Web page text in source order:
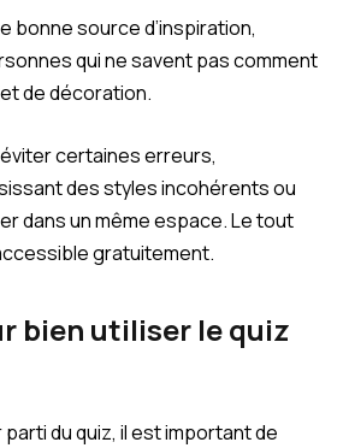
bonne source d’inspiration,
qui ne savent pas comment
de décoration.
certaines erreurs,
des styles incohérents ou
dans un même espace. Le tout
gratuitement.
bien utiliser le quiz
du quiz, il est important de